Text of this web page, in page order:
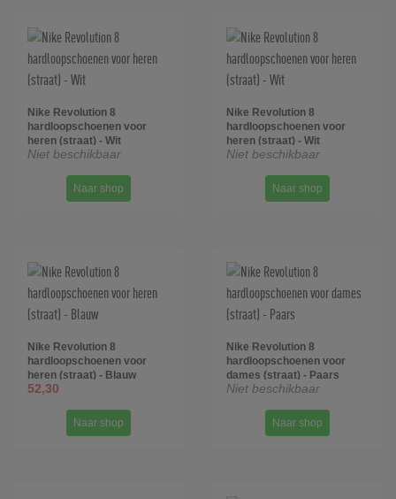
Nike Revolution 8
hardloopschoenen voor
heren (straat) - Wit
Niet beschikbaar
Naar shop
Nike Revolution 8
hardloopschoenen voor
heren (straat) - Wit
Niet beschikbaar
Naar shop
Nike Revolution 8
hardloopschoenen voor
heren (straat) - Blauw
52,30
Naar shop
Nike Revolution 8
hardloopschoenen voor
dames (straat) - Paars
Niet beschikbaar
Naar shop